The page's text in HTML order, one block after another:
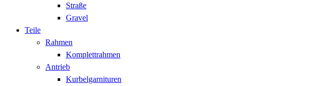
Straße
Gravel
Teile
Rahmen
Komplettrahmen
Antrieb
Kurbelgarnituren